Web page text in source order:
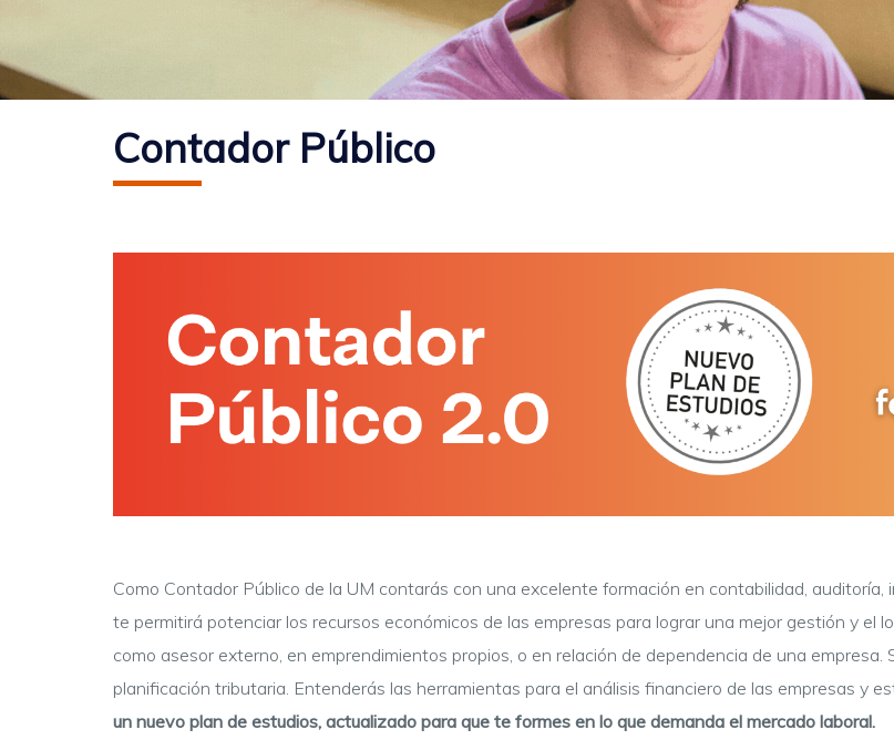
Contador Público
Como Contador Público de la UM contarás con una excelente formación en contabilidad,
te permitirá potenciar los recursos económicos de las empresas para lograr una mejor gestión y el
como asesor externo, en emprendimientos propios, o en relación de dependencia de una
planificación tributaria. Entenderás las herramientas para el análisis financiero de las empresas y
un nuevo plan de estudios, actualizado para que te formes en lo que demanda el mercado laboral.